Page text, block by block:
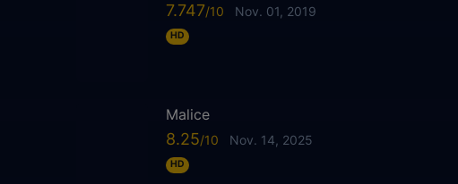
7.747 Nov. 01, 2019
HD
Malice
8.25 Nov. 14, 2025
HD